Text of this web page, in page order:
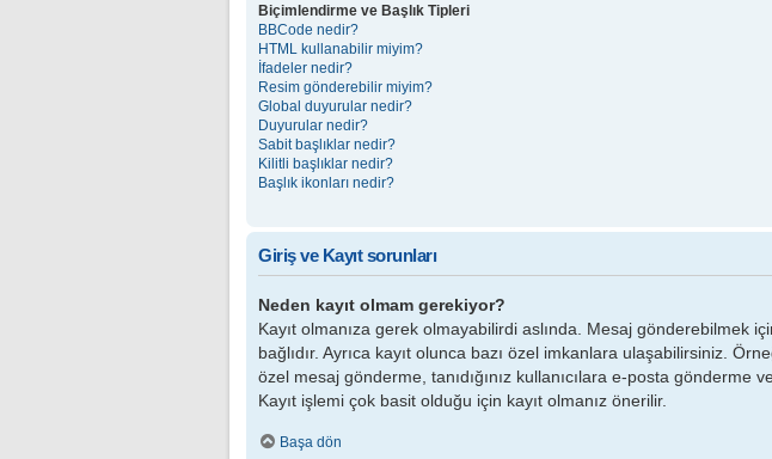
Biçimlendirme ve Başlık Tipleri
BBCode nedir?
HTML kullanabilir miyim?
İfadeler nedir?
Resim gönderebilir miyim?
Global duyurular nedir?
Duyurular nedir?
Sabit başlıklar nedir?
Kilitli başlıklar nedir?
Başlık ikonları nedir?
Giriş ve Kayıt sorunları
Neden kayıt olmam gerekiyor?
Kayıt olmanıza gerek olmayabilirdi aslında. Mesaj gönderebilmek
bağlıdır. Ayrıca kayıt olunca bazı özel imkanlara ulaşabilirsiniz.
özel mesaj gönderme, tanıdığınız kullanıcılara e-posta gönderme
Kayıt işlemi çok basit olduğu için kayıt olmanız önerilir.
Başa dön